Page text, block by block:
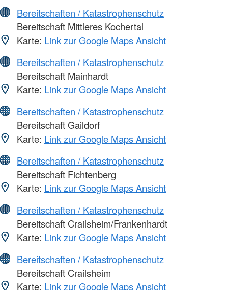
Bereitschaften / Katastrophenschutz
Bereitschaft Mittleres Kochertal
Karte: Link zur Google Maps Ansicht
Bereitschaften / Katastrophenschutz
Bereitschaft Mainhardt
Karte: Link zur Google Maps Ansicht
Bereitschaften / Katastrophenschutz
Bereitschaft Gaildorf
Karte: Link zur Google Maps Ansicht
Bereitschaften / Katastrophenschutz
Bereitschaft Fichtenberg
Karte: Link zur Google Maps Ansicht
Bereitschaften / Katastrophenschutz
Bereitschaft Crailsheim/Frankenhardt
Karte: Link zur Google Maps Ansicht
Bereitschaften / Katastrophenschutz
Bereitschaft Crailsheim
Karte: Link zur Google Maps Ansicht